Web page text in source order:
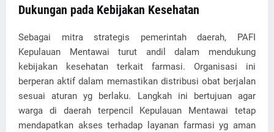
Dukungan pada Kebijakan Kesehatan
Sebagai mitra strategis pemerintah daerah, PAFI
Kepulauan Mentawai turut andil dalam mendukung
kebijakan kesehatan terkait farmasi. Organisasi ini
berperan aktif dalam memastikan distribusi obat berjalan
sesuai aturan yg berlaku. Langkah ini bertujuan agar
warga di daerah terpencil Kepulauan Mentawai tetap
mendapatkan akses terhadap layanan farmasi yg aman